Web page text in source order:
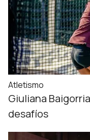
Atletismo
Giuliana
desafíos